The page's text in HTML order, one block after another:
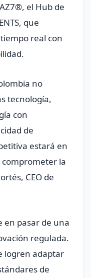
el Hub de
que
real con
no
tecnología,
con
de
estará en
la
CEO de
en pasar de una
regulada.
logren adaptar
de